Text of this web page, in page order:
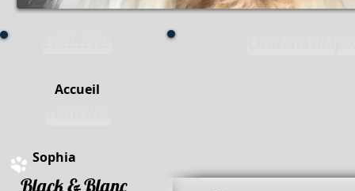
& Blanc
Accueil
Sophia